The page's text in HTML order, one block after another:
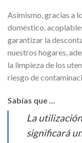
Asimismo, gracias a
doméstico,
garantizar la
nuestros hogares,
la limpieza de los
riesgo de
Sabías que …
La
significará